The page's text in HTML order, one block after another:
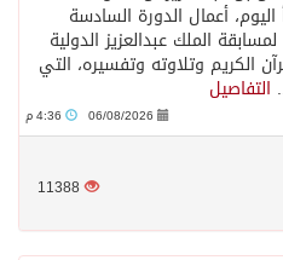
اليوم، أعمال الدورة السادسة
لمسابقة الملك عبدالعزيز الدولية
الكريم وتلاوته وتفسيره، التي
التفاصيل
06/08/2026
11388